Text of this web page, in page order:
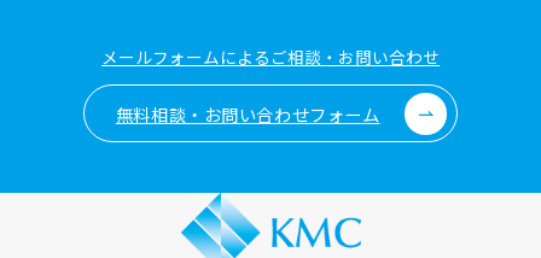
メールフォームによるご相談・お問い合わせ
無料相談・お問い合わせフォーム